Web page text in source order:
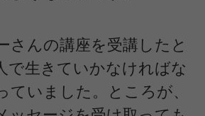
さんの講座を受講したと
で生きていかなければな
ていました。ところが、